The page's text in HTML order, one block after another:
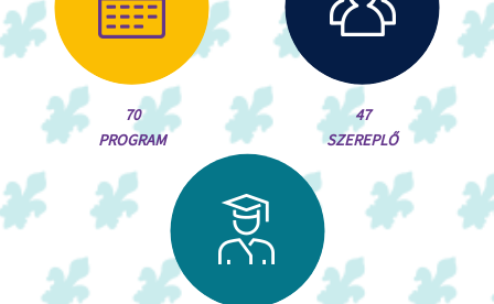
70
PROGRAM
47
SZEREPLŐ